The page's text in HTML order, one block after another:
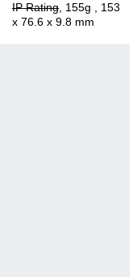
IP Rating, 155g
, 153
x 76.6 x 9.8 mm